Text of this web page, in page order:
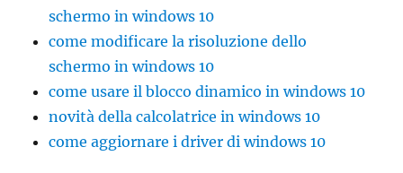
schermo in windows 10
come modificare la risoluzione dello
schermo in windows 10
come usare il blocco dinamico in windows 10
novità della calcolatrice in windows 10
come aggiornare i driver di windows 10